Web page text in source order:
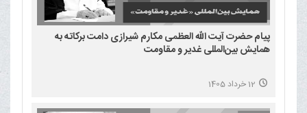
پیام حضرت آیت الله العظمی مکارم شیرازی دامت برکاته به
همایش بین‌المللی غدیر و مقاومت
12 خرداد 1405